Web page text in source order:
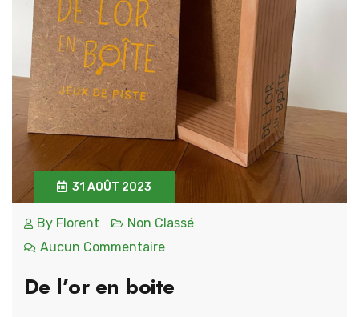
31 AOÛT 2023
By Florent
Non Classé
Aucun Commentaire
De l’or en boite